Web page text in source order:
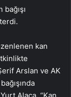
kan
Arslan ve AK